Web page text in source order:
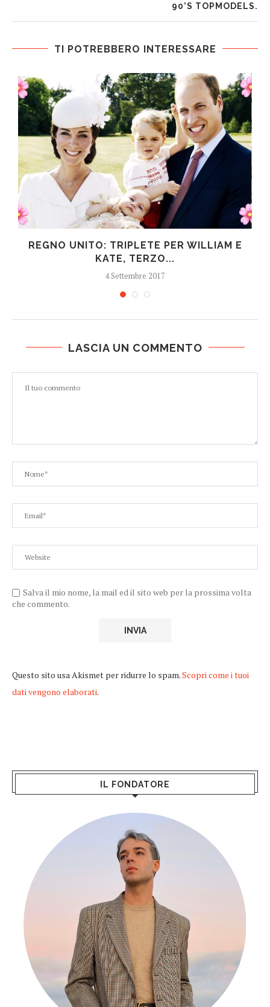
90’S TOPMODELS.
TI POTREBBERO INTERESSARE
REGNO UNITO: TRIPLETE PER WILLIAM E
KATE, TERZO...
4 Settembre 2017
LASCIA UN COMMENTO
Salva il mio nome, la mail ed il sito web per la prossima volta
che commento.
Questo sito usa Akismet per ridurre lo spam.Scopri come i tuoi
dati vengono elaborati.
IL FONDATORE